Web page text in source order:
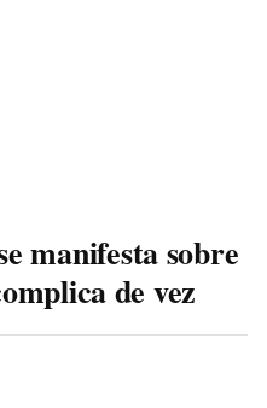
manifesta sobre
de vez